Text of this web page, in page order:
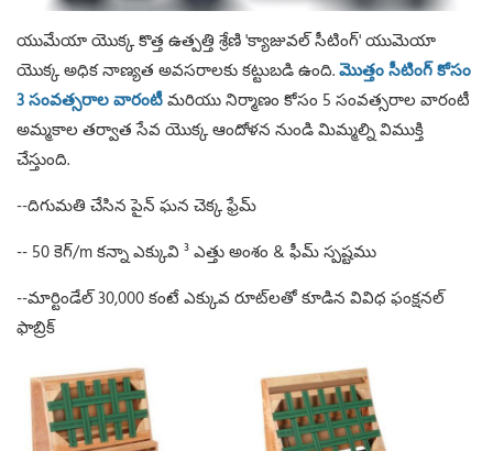
యుమేయా యొక్క కొత్త ఉత్పత్తి శ్రేణి 'క్యాజువల్ సీటింగ్' యుమెయా
యొక్క అధిక నాణ్యత అవసరాలకు కట్టుబడి ఉంది.మొత్తం సీటింగ్ కోసం
3 సంవత్సరాల వారంటీమరియు నిర్మాణం కోసం 5 సంవత్సరాల వారంటీ
అమ్మకాల తర్వాత సేవ యొక్క ఆందోళన నుండి మిమ్మల్ని విముక్తి
చేస్తుంది.
--దిగుమతి చేసిన పైన్ ఘన చెక్క ఫ్రేమ్
-- 50 కెగ్/m కన్నా ఎక్కువి ³ ఎత్తు అంశం & ఫీమ్ స్పష్టము
--మార్టిండేల్ 30,000 కంటే ఎక్కువ రూట్‌లతో కూడిన వివిధ ఫంక్షనల్
ఫాబ్రిక్